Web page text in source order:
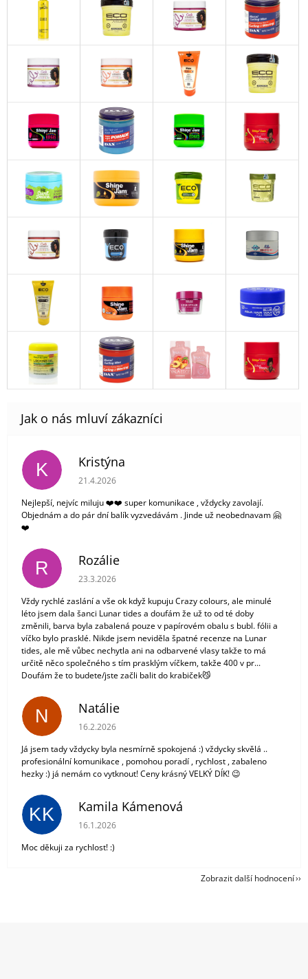
K Kristýna
Hodnocení obchodu je 5 z 5 hvězdiček.
21.4.2026
Nejlepší, nejvíc miluju ❤️❤️ super komunikace , vždycky zavolají.
Objednám a do pár dní balík vyzvedávám . Jinde už neobednavam 🤗
❤️
R Rozálie
Hodnocení obchodu je 3 z 5 hvězdiček.
23.3.2026
Vždy rychlé zaslání a vše ok když kupuju Crazy colours, ale minulé
léto jsem dala šanci Lunar tides a doufám že už to od té doby
změnili, barva byla zabalená pouze v papírovém obalu s bubl. fólii a
víčko bylo prasklé. Nikde jsem neviděla špatné recenze na Lunar
tides, ale mě vůbec nechytla ani na odbarvené vlasy takže to má
určitě něco společného s tím prasklým víčkem, takže 400 v pr...
Doufám že to budete/jste začli balit do krabiček😼
N Natálie
Hodnocení obchodu je 5 z 5 hvězdiček.
16.2.2026
Já jsem tady vždycky byla nesmírně spokojená :) vždycky skvělá ..
profesionální komunikace , pomohou poradí , rychlost , zabaleno
hezky :) já nemám co vytknout! Ceny krásný VELKÝ DÍK! 😉
KK Kamila Kámenová
Hodnocení obchodu je 5 z 5 hvězdiček.
16.1.2026
Moc děkuji za rychlost! :)
Zobrazit další hodnocení